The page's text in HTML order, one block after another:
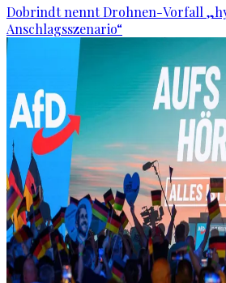
Dobrindt nennt Drohnen-Vorfall
Anschlagsszenario“